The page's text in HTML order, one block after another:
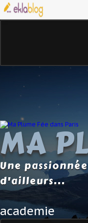
MA
Une
d'ailleurs...
academie